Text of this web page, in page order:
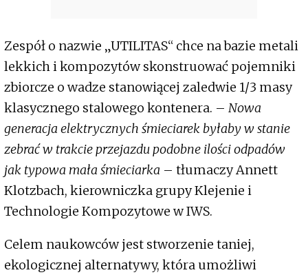
Zespół o nazwie „UTILITAS“ chce na bazie metali
lekkich i kompozytów skonstruować pojemniki
zbiorcze o wadze stanowiącej zaledwie 1/3 masy
klasycznego stalowego kontenera. – Nowa
generacja elektrycznych śmieciarek byłaby w stanie
zebrać w trakcie przejazdu podobne ilości odpadów
jak typowa mała śmieciarka – tłumaczy Annett
Klotzbach, kierowniczka grupy Klejenie i
Technologie Kompozytowe w IWS.
Celem naukowców jest stworzenie taniej,
ekologicznej alternatywy, która umożliwi